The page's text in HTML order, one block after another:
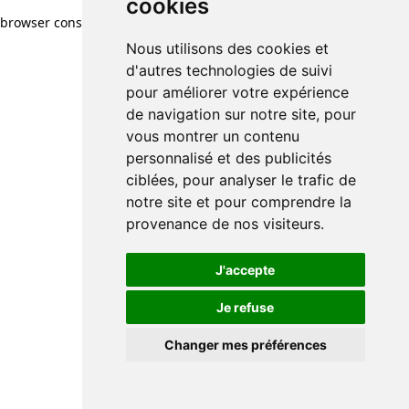
cookies
Nous utilisons des cookies et
d'autres technologies de suivi
pour améliorer votre expérience
de navigation sur notre site, pour
vous montrer un contenu
personnalisé et des publicités
ciblées, pour analyser le trafic de
notre site et pour comprendre la
provenance de nos visiteurs.
J'accepte
Je refuse
Changer mes préférences
browser console for more information)